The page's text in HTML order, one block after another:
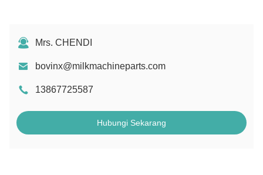
Mrs. CHENDI
bovinx@milkmachineparts.com
13867725587
Hubungi Sekarang